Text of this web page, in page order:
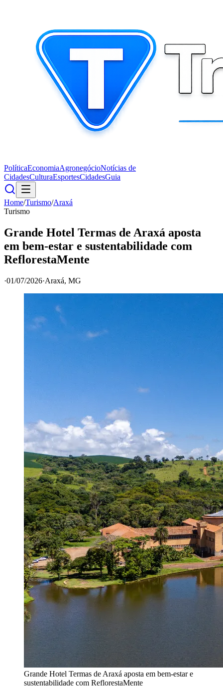
PolíticaEconomiaAgronegócioNotícias de
CidadesCulturaEsportesCidadesGuia
Home/Turismo/Araxá
Turismo
Grande Hotel Termas de Araxá aposta
em bem-estar e sustentabilidade com
ReflorestaMente
·01/07/2026·Araxá, MG
Grande Hotel Termas de Araxá aposta em bem-estar e
sustentabilidade com ReflorestaMente